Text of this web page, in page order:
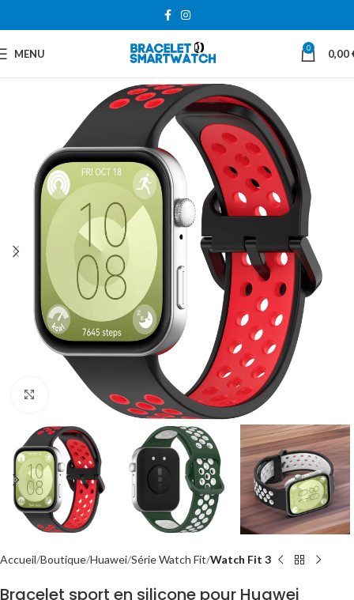
MENU 0 0,00
Cliquer pour agrandir
Accueil Boutique Huawei Série Watch Fit Watch Fit 3
Bracelet sport en silicone pour Huawei